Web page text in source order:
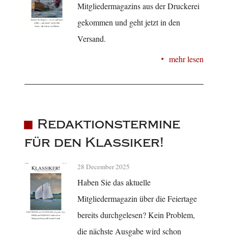
Mitgliedermagazins aus der Druckerei
gekommen und geht jetzt in den
Versand.
mehr lesen
Redaktionstermine
für den Klassiker!
28 December 2025
Haben Sie das aktuelle
Mitgliedermagazin über die Feiertage
bereits durchgelesen? Kein Problem,
die nächste Ausgabe wird schon